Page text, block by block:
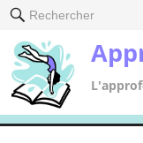
Rechercher